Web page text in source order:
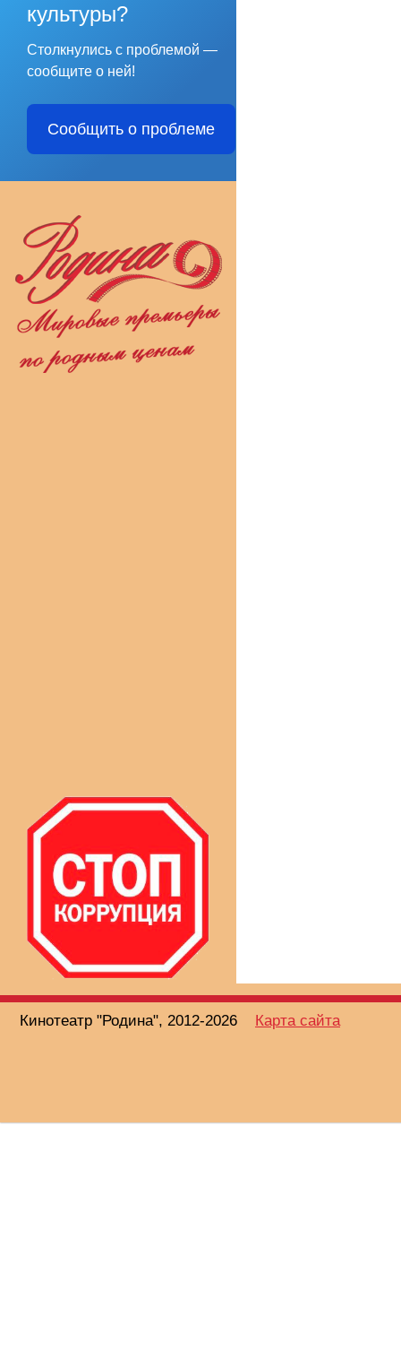
культуры?
Столкнулись с проблемой —
сообщите о ней!
Сообщить о проблеме
Кинотеатр "Родина", 2012-2026 Карта сайта